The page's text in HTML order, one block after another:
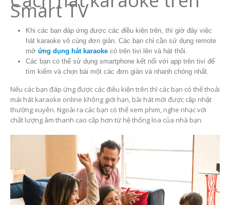
Smart TV
Khi các bạn đáp ứng được các điều kiện trên, thì giờ đây việc
hát karaoke vô cùng đơn giản. Các bạn chỉ cần sử dụng remote
mở ứng dụng hát karaokecó trên tivi lên và hát thôi.
Các bạn có thể sử dụng smartphone kết nối với app trên tivi để
tìm kiếm và chọn bài một các đơn giản và nhanh chóng nhất.
Nếu các bạn đáp ứng được các điều kiện trên thì các bạn có thể thoải
mái hát karaoke online không giới hạn, bài hát mới được cập nhật
thường xuyên. Ngoài ra các bạn có thể xem phim, nghe nhạc với
chất lượng âm thanh cao cấp hơn từ hệ thống loa của nhà bạn.